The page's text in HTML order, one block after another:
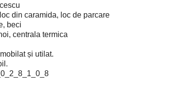
din caramida, loc de parcare
beci
centrala termica
și utilat.